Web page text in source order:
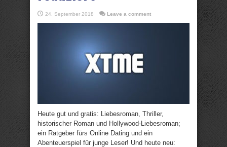
24. September 2018 Leave a comment
Heute gut und gratis: Liebesroman, Thriller,
historischer Roman und Hollywood-Liebesroman;
ein Ratgeber fürs Online Dating und ein
Abenteuerspiel für junge Leser! Und heute neu: